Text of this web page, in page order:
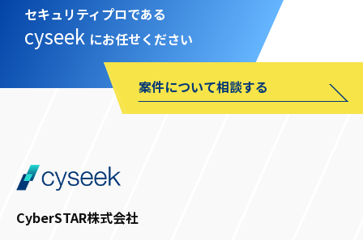
セキュリティプロである
cyseek にお任せください
案件について相談する
CyberSTAR株式会社